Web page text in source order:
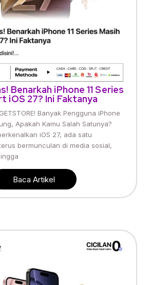
Benarkah iPhone 11 Series
iOS 27? Ini Faktanya
Banyak Pengguna iPhone
Apakah Kamu Salah Satunya?
iOS 27, ada satu
bermunculan di media sosial,
Baca Artikel